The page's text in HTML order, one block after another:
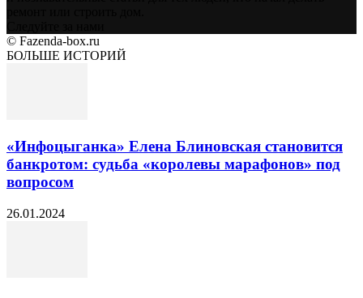
© Fazenda-box.ru
БОЛЬШЕ ИСТОРИЙ
«Инфоцыганка» Елена Блиновская становится
банкротом: судьба «королевы марафонов» под
вопросом
26.01.2024